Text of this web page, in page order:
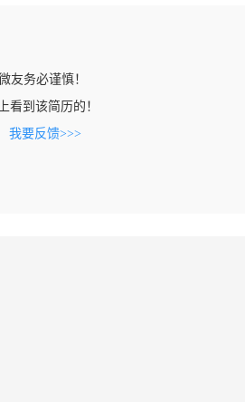
友务必谨慎！
看到该简历的！
我要反馈>>>